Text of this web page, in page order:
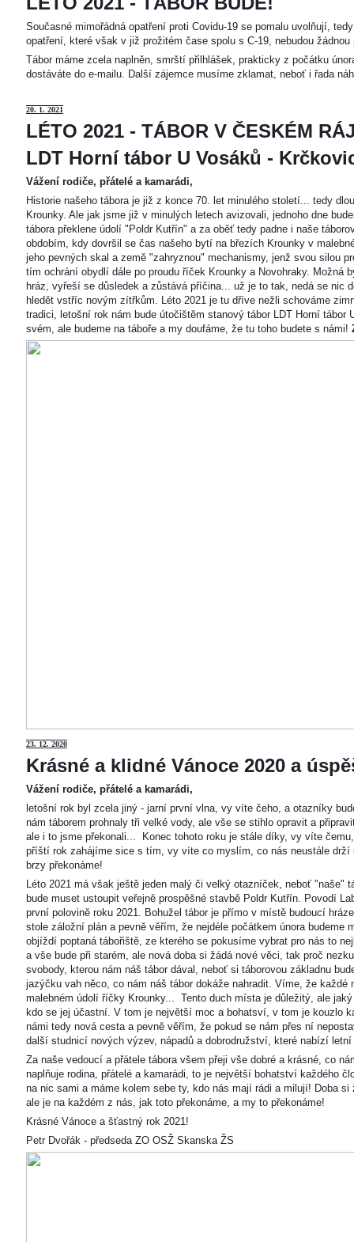
Současné mimořádná opatření proti Covidu-19 se pomalu uvolňují,
opatření, které však v již prožitém čase spolu s C-19, nebudou žádnou
Tábor máme zcela naplněn, smrští přilhlášek, prakticky z počátku
dostáváte do e-mailu. Další zájemce musíme zklamat, neboť i řada
20. 1. 2021
LÉTO 2021 - TÁBOR V ČESKÉM
LDT Horní tábor U Vosáků -
Vážení rodiče, přátelé a kamarádi,
Historie našeho tábora je již z konce 70. let minulého století... tedy
Krounky. Ale jak jsme již v minulých letech avizovali, jednoho dne
tábora překlene údolí "Poldr Kutřín" a za oběť tedy padne i naše
obdobím, kdy dovršil se čas našeho bytí na březích Krounky v
jeho pevných skal a země "zahryznou" mechanismy, jenž svou silou
tím ochrání obydlí dále po proudu říček Krounky a Novohraky. Možná
hráz, vyřeší se důsledek a zůstává příčina... už je to tak, nedá se nic
hledět vstříc novým zítřkům. Léto 2021 je tu dříve nežli schováme
tradici, letošní rok nám bude útočištěm stanový tábor LDT Horní tábor
svém, ale budeme na táboře a my doufáme, že tu toho budete s námi!
23. 12. 2020
Krásné a klidné Vánoce 2020 a
Vážení rodiče, přátelé a kamarádi,
letošní rok byl zcela jiný - jarní první vlna, vy víte čeho, a otazníky
nám táborem prohnaly tři velké vody, ale vše se stihlo opravit a
ale i to jsme překonali... Konec tohoto roku je stále díky, vy víte
příští rok zahájíme sice s tím, vy víte co myslím, co nás neustále
brzy překonáme!
Léto 2021 má však ještě jeden malý či velký otazníček, neboť "naše"
bude muset ustoupit veřejně prospěšné stavbě Poldr Kutřín. Povodí
první polovině roku 2021. Bohužel tábor je přímo v místě budoucí
stole záložní plán a pevně věřím, že nejdéle počátkem února
objíždí poptaná tábořiště, ze kterého se pokusíme vybrat pro nás to
a vše bude při starém, ale nová doba si žádá nové věci, tak proč
svobody, kterou nám náš tábor dával, neboť si táborovou základnu
jazýčku vah něco, co nám náš tábor dokáže nahradit. Víme, že
malebném údolí říčky Krounky... Tento duch místa je důležitý, ale
kdo se jej účastní. V tom je největší moc a bohatsví, v tom je kouzlo
námi tedy nová cesta a pevně věřím, že pokud se nám přes ní
další studnicí nových výzev, nápadů a dobrodružství, které nabízí letní
Za naše vedoucí a přátele tábora všem přeji vše dobré a krásné, co
naplňuje rodina, přátelé a kamarádi, to je největší bohatství každého
na nic sami a máme kolem sebe ty, kdo nás mají rádi a milují! Doba
ale je na každém z nás, jak toto překonáme, a my to překonáme!
Krásné Vánoce a šťastný rok 2021!
Petr Dvořák - předseda ZO OSŽ Skanska ŽS